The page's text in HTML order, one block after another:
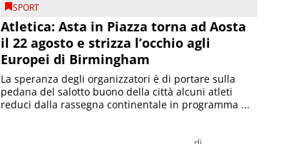
SPORT
Atletica: Asta in Piazza torna ad Aosta
il 22 agosto e strizza l’occhio agli
Europei di Birmingham
La speranza degli organizzatori è di portare sulla
pedana del salotto buono della città alcuni atleti
reduci dalla rassegna continentale in programma ...